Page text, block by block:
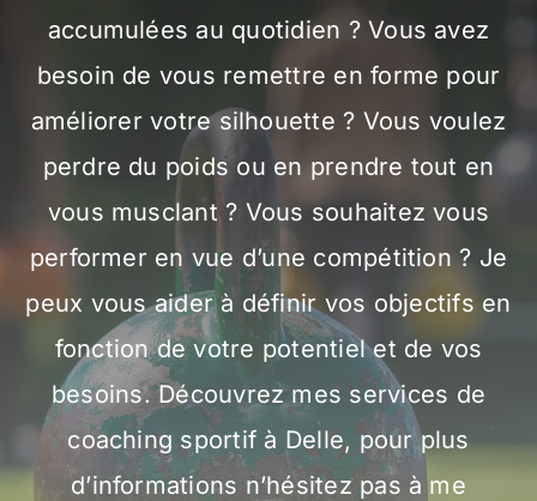
accumulées au quotidien ? Vous avez
besoin de vous remettre en forme pour
améliorer votre silhouette ? Vous voulez
perdre du poids ou en prendre tout en
vous musclant ? Vous souhaitez vous
performer en vue d’une compétition ? Je
peux vous aider à définir vos objectifs en
fonction de votre potentiel et de vos
besoins. Découvrez mes services de
coaching sportif à Delle, pour plus
d’informations n’hésitez pas à me